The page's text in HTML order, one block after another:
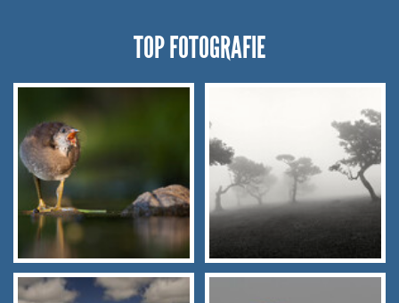
TOP FOTOGRAFIE